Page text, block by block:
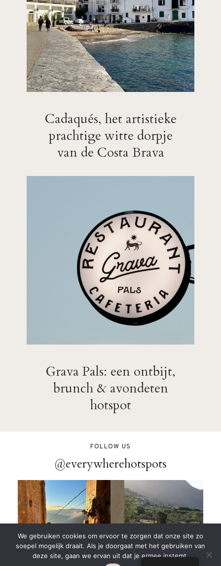
Cadaqués, het artistieke
prachtige witte dorpje
van de Costa Brava
Grava Pals: een ontbijt,
brunch & avondeten
hotspot
FOLLOW US
@everywherehotspots
We gebruiken cookies om ervoor te zorgen dat onze site zo
soepel mogelijk draait. Als je doorgaat met het gebruiken van
deze site, gaan we ervan uit dat je ermee instemt.